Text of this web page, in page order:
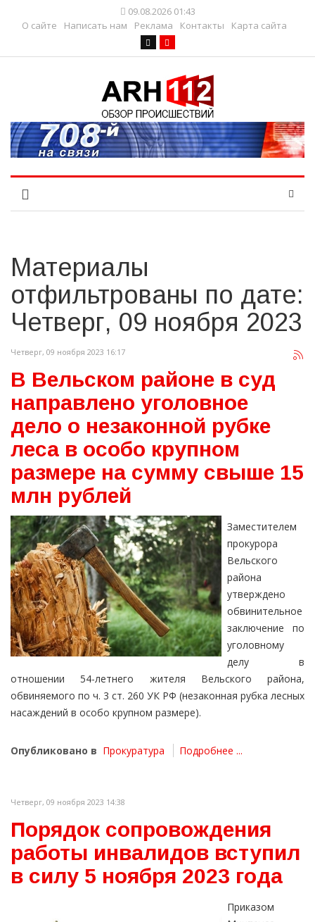
09.08.2026 01:43
О сайте
Написать нам Реклама Контакты Карта сайта
Материалы
отфильтрованы по дате:
Четверг, 09 ноября 2023
Четверг, 09 ноября 2023 16:17
В Вельском районе в суд
направлено уголовное
дело о незаконной рубке
леса в особо крупном
размере на сумму свыше 15
млн рублей
Заместителем
прокурора
Вельского
района
утверждено
обвинительное
заключение по
уголовному
делу в
отношении 54-летнего жителя Вельского района,
обвиняемого по ч. 3 ст. 260 УК РФ (незаконная рубка лесных
насаждений в особо крупном размере).
Опубликовано в Прокуратура Подробнее ...
Четверг, 09 ноября 2023 14:38
Порядок сопровождения
работы инвалидов вступил
в силу 5 ноября 2023 года
Приказом